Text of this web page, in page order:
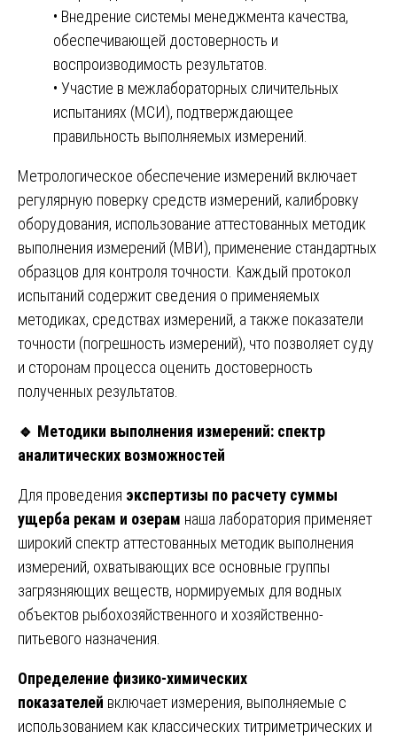
• Внедрение системы менеджмента качества,
обеспечивающей достоверность и
воспроизводимость результатов.
• Участие в межлабораторных сличительных
испытаниях (МСИ), подтверждающее
правильность выполняемых измерений.
Метрологическое обеспечение измерений включает
регулярную поверку средств измерений, калибровку
оборудования, использование аттестованных методик
выполнения измерений (МВИ), применение стандартных
образцов для контроля точности. Каждый протокол
испытаний содержит сведения о применяемых
методиках, средствах измерений, а также показатели
точности (погрешность измерений), что позволяет суду
и сторонам процесса оценить достоверность
полученных результатов.
🔹 Методики выполнения измерений: спектр
аналитических возможностей
Для проведения экспертизы по расчету суммы
ущерба рекам и озерам наша лаборатория применяет
широкий спектр аттестованных методик выполнения
измерений, охватывающих все основные группы
загрязняющих веществ, нормируемых для водных
объектов рыбохозяйственного и хозяйственно-
питьевого назначения.
Определение физико-химических
показателей включает измерения, выполняемые с
использованием как классических титриметрических и